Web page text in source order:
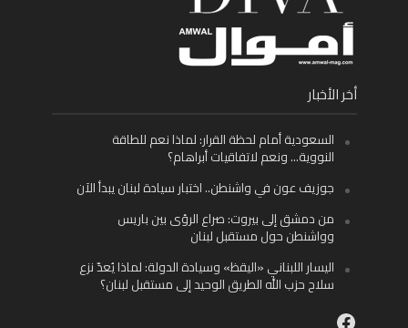
أخر الأخبار
السعودية أمام لحظة القرار: لماذا نعم للطاقة
النووية… ونعم لاتفاقيات أبراهام؟
جوزيف عون في واشنطن.. اختبار سيادة لبنان يبدأ الآن
من دمشق إلى بيروت: صراع الرؤى بين باريس
وواشنطن حول مستقبل لبنان
اليسار اللبناني «اليقظ» وسيادة الدولة: لماذا يُعدّ نزع
سلاح حزب الله الطريق الوحيد إلى مستقبل لبنان؟